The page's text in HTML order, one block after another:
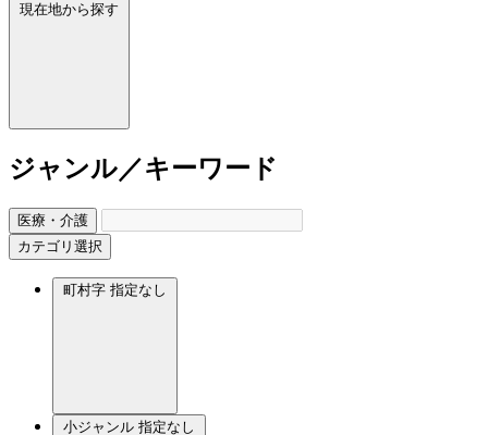
現在地から探す
ジャンル／キーワード
医療・介護
カテゴリ選択
町村字 指定なし
小ジャンル 指定なし